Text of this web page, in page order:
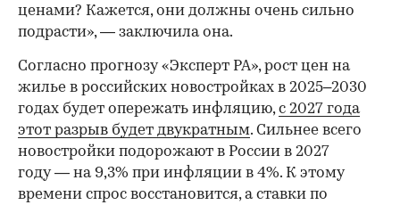
ценами? Кажется, они должны очень сильно
подрасти», — заключила она.
Согласно прогнозу «Эксперт РА», рост цен на
жилье в российских новостройках в 2025–2030
годах будет опережать инфляцию,с 2027 года
этот разрыв будет двукратным. Сильнее всего
новостройки подорожают в России в 2027
году — на 9,3% при инфляции в 4%. К этому
времени спрос восстановится, а ставки по